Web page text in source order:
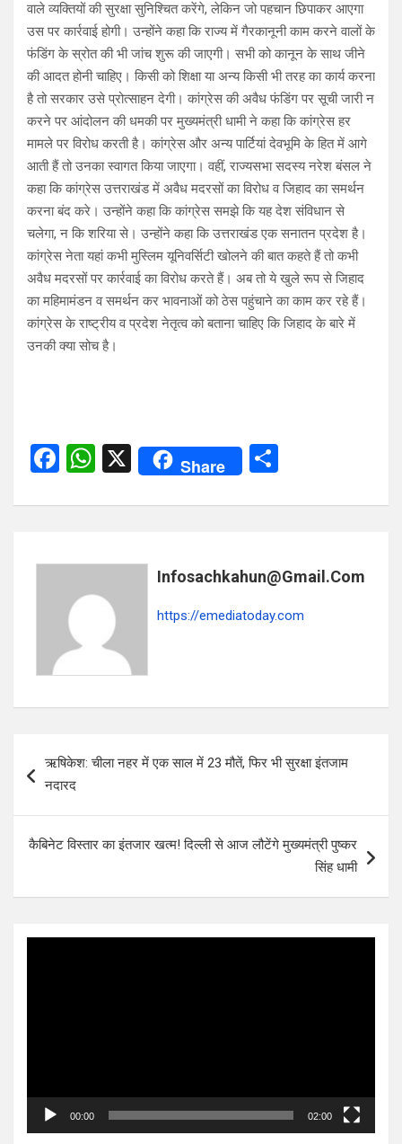
वाले व्यक्तियों की सुरक्षा सुनिश्चित करेंगे, लेकिन जो पहचान छिपाकर आएगा
उस पर कार्रवाई होगी। उन्होंने कहा कि राज्य में गैरकानूनी काम करने वालों के
फंडिंग के स्रोत की भी जांच शुरू की जाएगी। सभी को कानून के साथ जीने
की आदत होनी चाहिए। किसी को शिक्षा या अन्य किसी भी तरह का कार्य करना
है तो सरकार उसे प्रोत्साहन देगी। कांग्रेस की अवैध फंडिंग पर सूची जारी न
करने पर आंदोलन की धमकी पर मुख्यमंत्री धामी ने कहा कि कांग्रेस हर
मामले पर विरोध करती है। कांग्रेस और अन्य पार्टियां देवभूमि के हित में आगे
आती हैं तो उनका स्वागत किया जाएगा। वहीं, राज्यसभा सदस्य नरेश बंसल ने
कहा कि कांग्रेस उत्तराखंड में अवैध मदरसों का विरोध व जिहाद का समर्थन
करना बंद करे। उन्होंने कहा कि कांग्रेस समझे कि यह देश संविधान से
चलेगा, न कि शरिया से। उन्होंने कहा कि उत्तराखंड एक सनातन प्रदेश है।
कांग्रेस नेता यहां कभी मुस्लिम यूनिवर्सिटी खोलने की बात कहते हैं तो कभी
अवैध मदरसों पर कार्रवाई का विरोध करते हैं। अब तो ये खुले रूप से जिहाद
का महिमामंडन व समर्थन कर भावनाओं को ठेस पहुंचाने का काम कर रहे हैं।
कांग्रेस के राष्ट्रीय व प्रदेश नेतृत्व को बताना चाहिए कि जिहाद के बारे में
उनकी क्या सोच है।
F
ce
o
o
k
W
at
A
p
p
X Share
ar
Infosachkahun@gmail.com
https://emediatoday.com
navigation
ऋषिकेश: चीला नहर में एक साल में 23 मौतें, फिर भी सुरक्षा इंतजाम
नदारद
कैबिनेट विस्तार का इंतजार खत्म! दिल्‍ली से आज लौटेंगे मुख्यमंत्री पुष्कर
सिंह धामी
00:00 02:00